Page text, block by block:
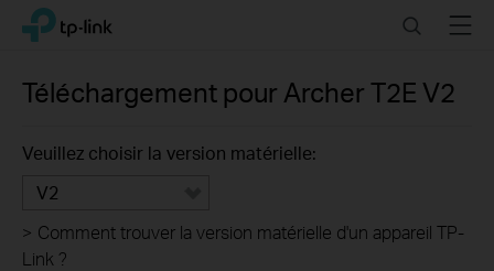
Click
the
navigation
TP-Link, Reliably Smart SearchMenu
Téléchargement pour Archer T2E V2
Veuillez choisir la version matérielle:
V2
> Comment trouver la version matérielle d'un appareil TP-
Link ?